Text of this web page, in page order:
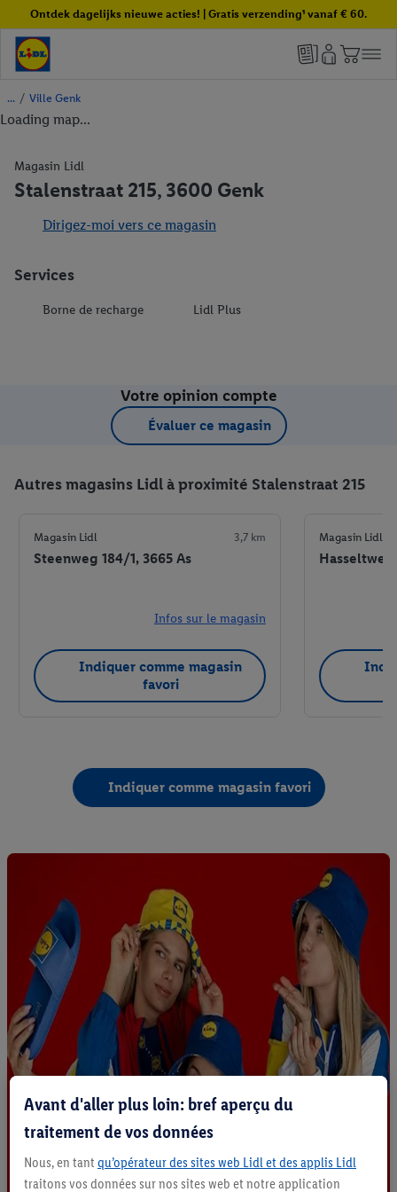
Ontdek dagelijks nieuwe acties! | Gratis verzending¹ vanaf € 60.
/ Ville Genk
Loading map...
Magasin Lidl
Stalenstraat 215, 3600 Genk
Dirigez-moi vers ce magasin
Services
Borne de recharge Lidl Plus
Votre opinion compte
Évaluer ce magasin
Autres magasins Lidl à proximité Stalenstraat 215
Magasin Lidl 3,7 km
Steenweg 184/1, 3665 As
Infos sur le magasin
Indiquer comme magasin
favori
Magasin Lidl
Indiquer comme magasin favori
Avant d'aller plus loin: bref aperçu du
traitement de vos données
Nous, en tant qu’opérateur des sites web Lidl et des applis Lidl
traitons vos données sur nos sites web et notre application